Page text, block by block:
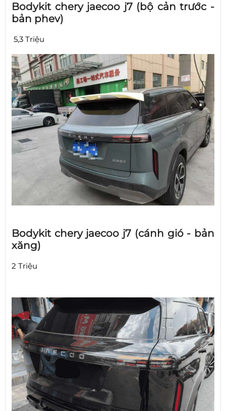
Bodykit chery jaecoo j7 (bộ cản trước -
bản phev)
5,3 Triệu
Bodykit chery jaecoo j7 (cánh gió - bản
xăng)
2 Triệu